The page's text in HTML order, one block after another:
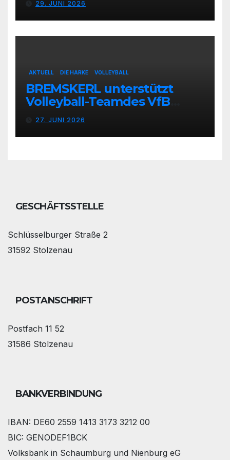
29. JUNI 2026
AKTUELL DIE HARKE VOLLEYBALL
BREMSKERL unterstützt
Volleyball-Teamdes VfB
Stolzenau mit neuen Trikots
27. JUNI 2026
GESCHÄFTSSTELLE
Schlüsselburger Straße 2
31592 Stolzenau
POSTANSCHRIFT
Postfach 11 52
31586 Stolzenau
BANKVERBINDUNG
IBAN: DE60 2559 1413 3173 3212 00
BIC: GENODEF1BCK
Volksbank in Schaumburg und Nienburg eG